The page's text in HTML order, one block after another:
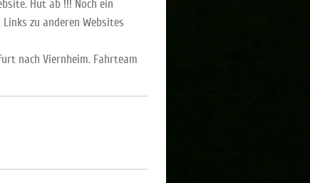
Hut ab !!! Noch ein
zu anderen Websites
nach Viernheim. Fahrteam